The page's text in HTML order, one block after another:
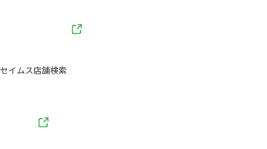
セイムス店舗検索